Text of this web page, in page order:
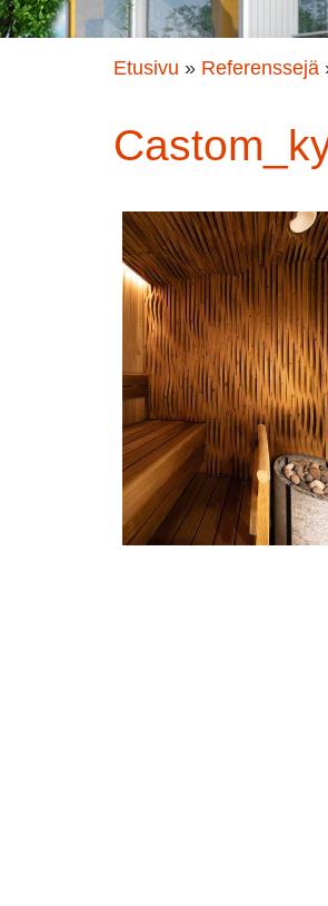
Etusivu » Referenssejä